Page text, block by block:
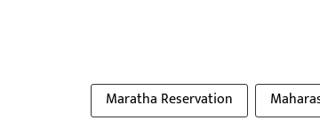
Maratha Reservation